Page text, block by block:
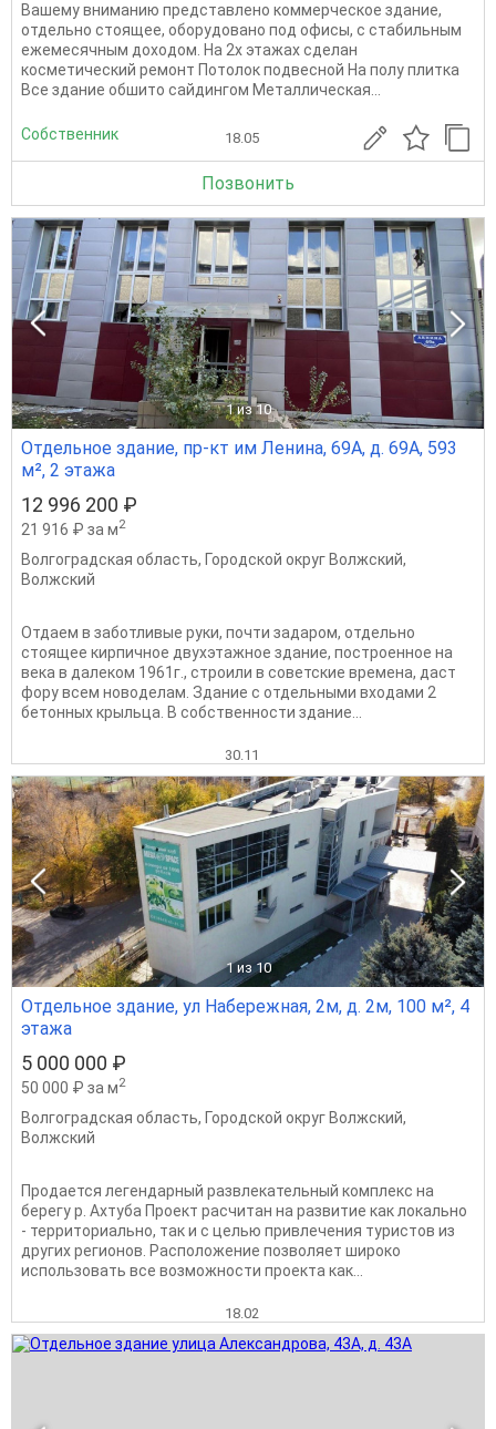
Вашему вниманию представлено коммерческое здание,
отдельно стоящее, оборудовано под офисы, с стабильным
ежемесячным доходом. На 2х этажах сделан
косметический ремонт Потолок подвесной На полу плитка
Все здание обшито сайдингом Металлическая...
Собственник 18.05
Позвонить
1 из 10
Отдельное здание, пр-кт им Ленина, 69А, д. 69А, 593
м², 2 этажа
12 996 200 ₽
21 916 ₽ за м2
Волгоградская область, Городской округ Волжский,
Волжский
Отдаем в заботливые руки, почти задаром, отдельно
стоящее кирпичное двухэтажное здание, построенное на
века в далеком 1961г., строили в советские времена, даст
фору всем новоделам. Здание с отдельными входами 2
бетонных крыльца. В собственности здание...
30.11
1 из 10
Отдельное здание, ул Набережная, 2м, д. 2м, 100 м², 4
этажа
5 000 000 ₽
50 000 ₽ за м2
Волгоградская область, Городской округ Волжский,
Волжский
Продается легендарный развлекательный комплекс на
берегу р. Ахтуба Проект расчитан на развитие как локально
- территориально, так и с целью привлечения туристов из
других регионов. Расположение позволяет широко
использовать все возможности проекта как...
18.02